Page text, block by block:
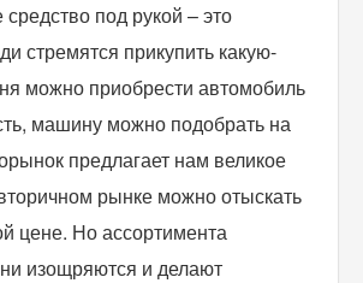
под рукой – это
стремятся прикупить какую-
можно приобрести автомобиль
машину можно подобрать на
предлагает нам великое
рынке можно отыскать
цене. Но ассортимента
изощряются и делают